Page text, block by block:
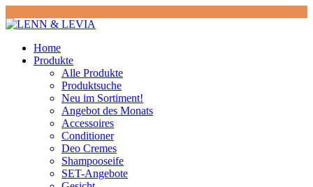
Home
Produkte
Alle Produkte
Produktsuche
Neu im Sortiment!
Angebot des Monats
Accessoires
Conditioner
Deo Cremes
Shampooseife
SET-Angebote